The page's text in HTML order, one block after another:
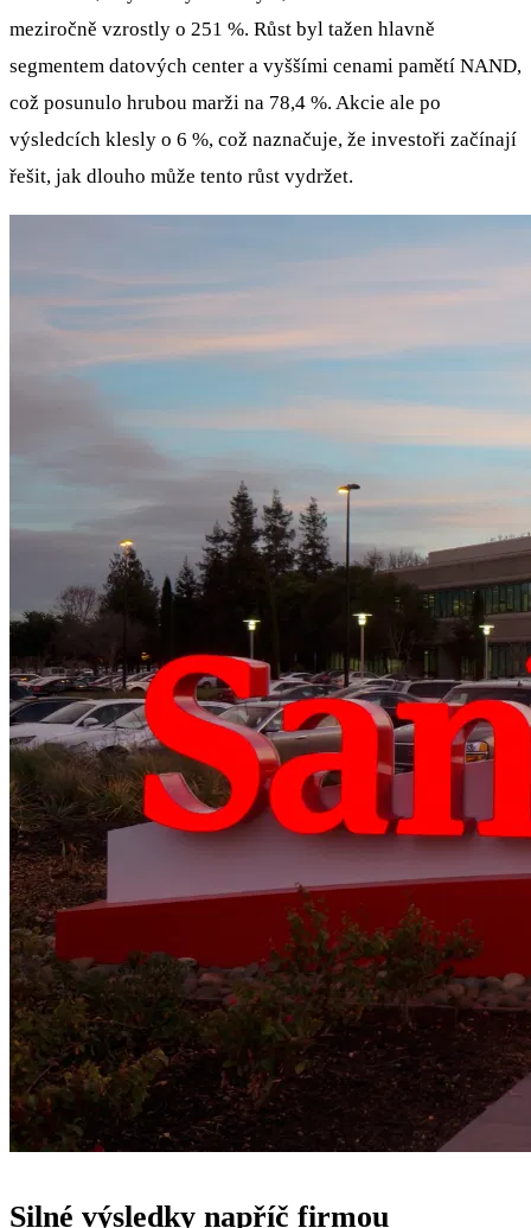
meziročně vzrostly o 251 %. Růst byl tažen hlavně
segmentem datových center a vyššími cenami pamětí NAND,
což posunulo hrubou marži na 78,4 %. Akcie ale po
výsledcích klesly o 6 %, což naznačuje, že investoři začínají
řešit, jak dlouho může tento růst vydržet.
Silné výsledky napříč firmou